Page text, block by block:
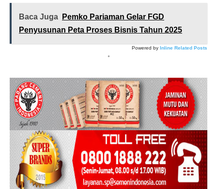
Baca Juga
Pemko Pariaman Gelar FGD
Penyusunan Peta Proses Bisnis Tahun 2025
Powered by Inline Related Posts
*